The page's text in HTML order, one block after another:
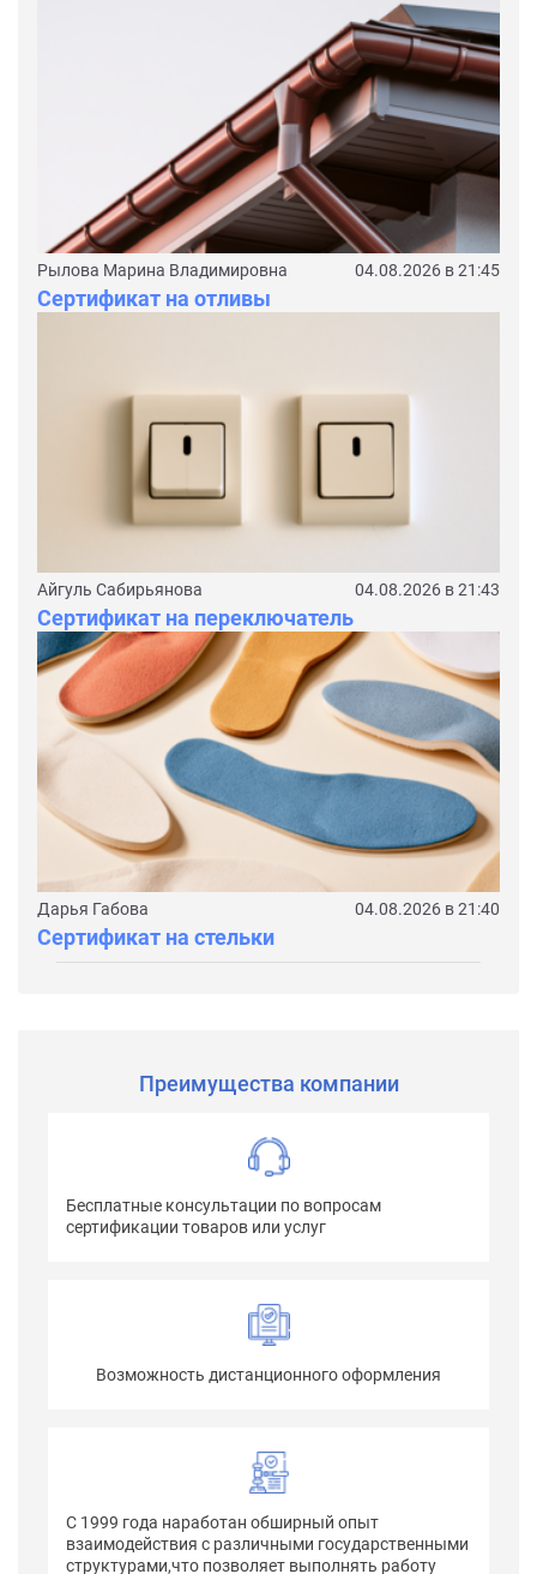
Рылова Марина Владимировна 04.08.2026 в 21:45
Сертификат на отливы
Айгуль Сабирьянова 04.08.2026 в 21:43
Сертификат на переключатель
Дарья Габова 04.08.2026 в 21:40
Сертификат на стельки
Преимущества компании
Бесплатные консультации по вопросам
сертификации товаров или услуг
Возможность дистанционного оформления
С 1999 года наработан обширный опыт
взаимодействия с различными государственными
структурами,что позволяет выполнять работу